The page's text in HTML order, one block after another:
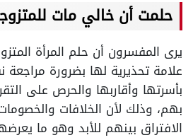
حلمت أن خالي مات
يرى المفسرون أن حلم المرأة
علامة تحذيرية لها بضرورة
بأسرتها وأقاربها والحرص على
بهم، وذلك لأن الخلافات
الافتراق بينهم للأبد وهو ما